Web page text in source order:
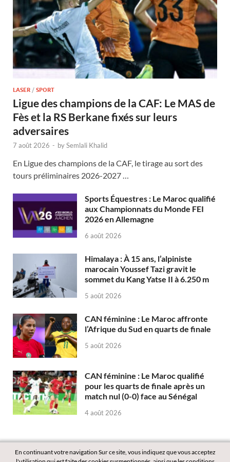
LASER / SPORT
Ligue des champions de la CAF: Le MAS de
Fès et la RS Berkane fixés sur leurs
adversaires
7 août 2026 - bySemlali Khalid
En Ligue des champions de la CAF, le tirage au sort des
tours préliminaires 2026-2027 …
Sports Équestres : Le Maroc qualifié
aux Championnats du Monde FEI
2026 en Allemagne
6 août 2026
Himalaya : À 15 ans, l’alpiniste
marocain Youssef Tazi gravit le
sommet du Kang Yatse II à 6.250 m
5 août 2026
CAN féminine : Le Maroc affronte
l’Afrique du Sud en quarts de finale
5 août 2026
CAN féminine : Le Maroc qualifié
pour les quarts de finale après un
match nul (0-0) face au Sénégal
4 août 2026
En continuant votre navigation Sur ce site, vous indiquez que vous acceptez